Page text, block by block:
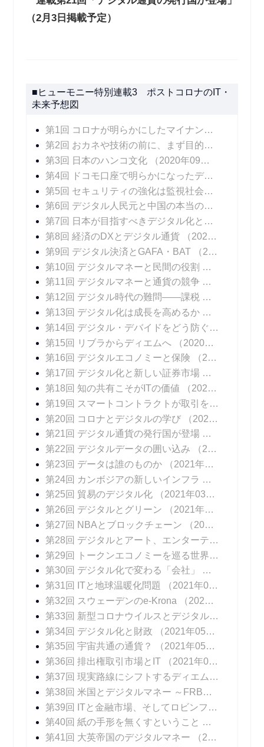
（2月3日掲載予定）
■ヒューモニー特別連載3 ポストコロナのIT・
未来予想図
第1回 コロナが明らかにしたマイナンバーカードの課題
第2回 おカネや技術の前に、まず目的の明確化を
第3回 日本のハンコ文化
（2020年09月30日 掲載）
第4回 ドコモ口座で明らかになったデジタル決済のリスクにどう対処するか
第5回 セキュリティの強化は監視社会を招くのか
第6回 デジタル人民元と中国の本当の狙い
第7回 日本が目指すべきデジタル化とは――ビッグデータと個人の尊厳
第8回 経済のDXとデジタル通貨
（2020年11月04日 掲載）
第9回 デジタル決済とGAFA・BAT
（2020年11月11日 掲載）
第10回 デジタルマネーと民間の役割
（2020年11
第11回 デジタルマネーと通貨の競争
（2020年11
第12回 デジタル時代の難問――課税
（2020年12
第13回 デジタル化は成長を高めるか
（2020年12
第14回 デジタル・デバイドをどう防ぐか
第15回 リブラからディエムへ
（2020年12月23日 掲載）
第16回 デジタルエコノミーと保険
（2020年12月30日 掲載）
第17回 デジタル化と新しい証券市場
（2021年01
第18回 知の共有こそがITの価値
（2021年01月13日 掲載）
第19回 スマートコントラクトが取引を変える
第20回 コロナとデジタルの学び
（2021年01月27日 掲載）
第21回 デジタル通貨の発行国が登場
（2021年02
第22回 デジタルデータの囲い込み
（2021年02月10日 掲載）
第23回 データは誰のものか
（2021年02月17日 掲載）
第24回 カンボジアの新しいインフラ
（2021年02
第25回 貿易のデジタル化
（2021年03月03日 掲載）
第26回 デジタルとグリーン
（2021年03月10日 掲載）
第27回 NBAとブロックチェーン
（2021年03月17日 掲載）
第28回 デジタルとアート、エンターテインメント
第29回 トークンエコノミーを巡る世界の動向
第30回 デジタル化で変わる「会社」
（2021年04
第31回 ITと地球温暖化問題
（2021年04月14日 掲載）
第32回 スウェーデンのe-Krona
（2021年04月21日 掲載）
第33回 新型コロナウイルスとデジタル化
第34回 デジタル化と財政
（2021年05月05日 掲載）
第35回 宇宙共通の通貨？
（2021年05月12日 掲載）
第36回 排出権取引市場とIT
（2021年05月19日 掲載）
第37回 現実路線にシフトするディエム
（2021年
第38回 米国とデジタルマネー ～FRBパウエル議長のメッセージ
第39回 ITと金融市場、そしてロビンフッド
第40回 紙の手形を無くすということ
（2021年06
第41回 大英帝国のデジタルマネー
（2021年06月23日 掲載）